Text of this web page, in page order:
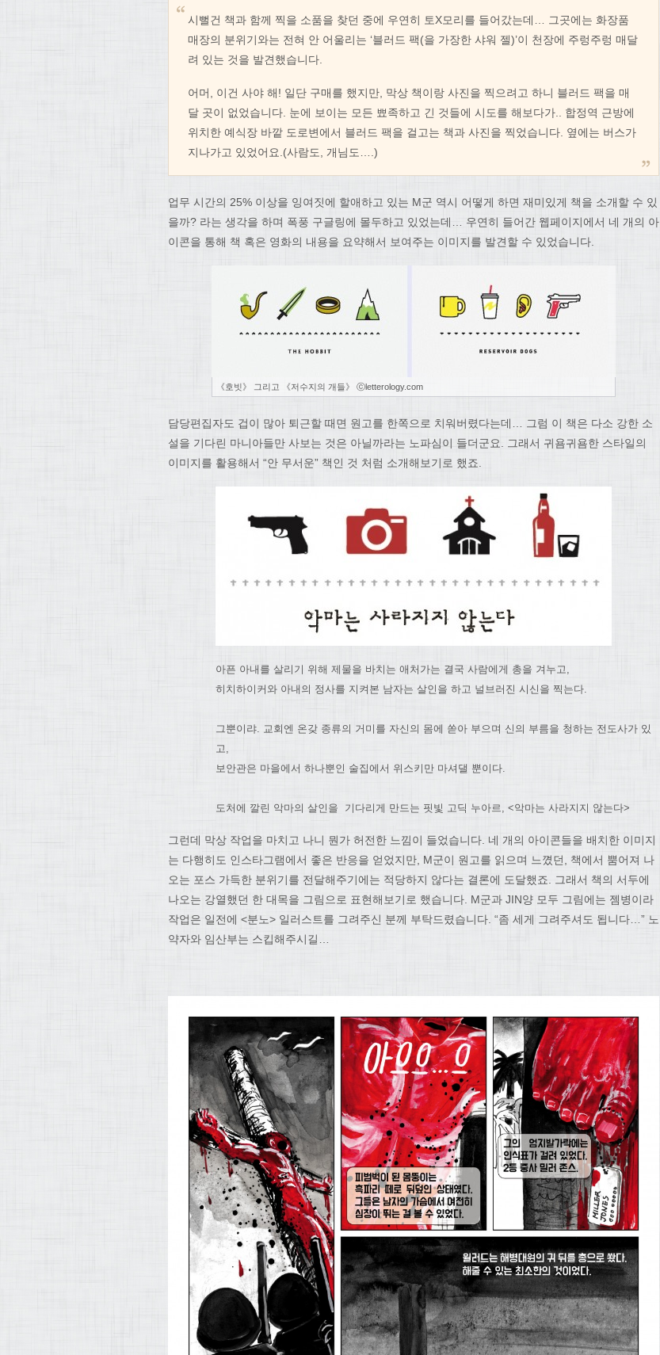
시뻘건 책과 함께 찍을 소품을 찾던 중에 우연히 토X모리를 들어갔는데… 그곳에는 화장품
매장의 분위기와는 전혀 안 어울리는 ‘블러드 팩(을 가장한 샤워 젤)’이 천장에 주렁주렁 매달
려 있는 것을 발견했습니다.
어머, 이건 사야 해! 일단 구매를 했지만, 막상 책이랑 사진을 찍으려고 하니 블러드 팩을 매
달 곳이 없었습니다. 눈에 보이는 모든 뾰족하고 긴 것들에 시도를 해보다가.. 합정역 근방에
위치한 예식장 바깥 도로변에서 블러드 팩을 걸고는 책과 사진을 찍었습니다. 옆에는 버스가
지나가고 있었어요.(사람도, 개님도….)
업무 시간의 25% 이상을 잉여짓에 할애하고 있는 M군 역시 어떻게 하면 재미있게 책을 소개할 수 있
을까? 라는 생각을 하며 폭풍 구글링에 몰두하고 있었는데… 우연히 들어간 웹페이지에서 네 개의 아
이콘을 통해 책 혹은 영화의 내용을 요약해서 보여주는 이미지를 발견할 수 있었습니다.
《호빗》 그리고 《저수지의 개들》 ⓒletterology.com
담당편집자도 겁이 많아 퇴근할 때면 원고를 한쪽으로 치워버렸다는데… 그럼 이 책은 다소 강한 소
설을 기다린 마니아들만 사보는 것은 아닐까라는 노파심이 들더군요. 그래서 귀욤귀욤한 스타일의
이미지를 활용해서 “안 무서운” 책인 것 처럼 소개해보기로 했죠.
아픈 아내를 살리기 위해 제물을 바치는 애처가는 결국 사람에게 총을 겨누고,
히치하이커와 아내의 정사를 지켜본 남자는 살인을 하고 널브러진 시신을 찍는다.
그뿐이랴. 교회엔 온갖 종류의 거미를 자신의 몸에 쏟아 부으며 신의 부름을 청하는 전도사가 있
고,
보안관은 마을에서 하나뿐인 술집에서 위스키만 마셔댈 뿐이다.
도처에 깔린 악마의 살인을 ​ 기다리게 만드는 핏빛 고딕 누아르, <악마는 사라지지 않는다>
그런데 막상 작업을 마치고 나니 뭔가 허전한 느낌이 들었습니다. 네 개의 아이콘들을 배치한 이미지
는 다행히도 인스타그램에서 좋은 반응을 얻었지만, M군이 원고를 읽으며 느꼈던, 책에서 뿜어져 나
오는 포스 가득한 분위기를 전달해주기에는 적당하지 않다는 결론에 도달했죠. 그래서 책의 서두에
나오는 강열했던 한 대목을 그림으로 표현해보기로 했습니다. M군과 JIN양 모두 그림에는 젬병이라
작업은 일전에 <분노> 일러스트를 그려주신 분께 부탁드렸습니다. “좀 세게 그려주셔도 됩니다…” 노
약자와 임산부는 스킵해주시길…